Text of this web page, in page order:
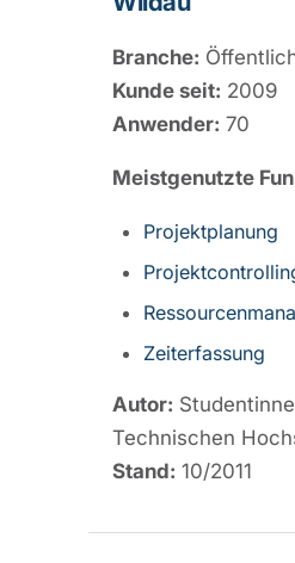
Branche:
Kunde seit: 2009
Anwender: 70
Meistgenutzte
Projektplanung
Zeiterfassung
Autor:
Technischen
Stand: 10/2011